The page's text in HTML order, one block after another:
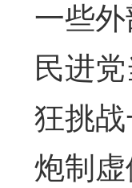
一些
民进
狂挑
炮制